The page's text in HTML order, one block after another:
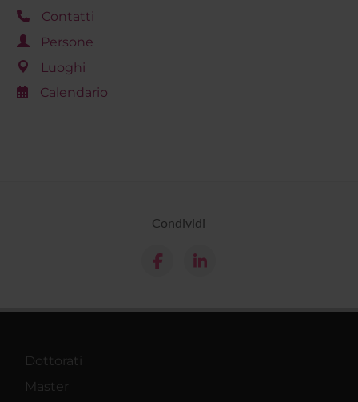
Contatti
Persone
Luoghi
Calendario
Condividi
Dottorati
Master